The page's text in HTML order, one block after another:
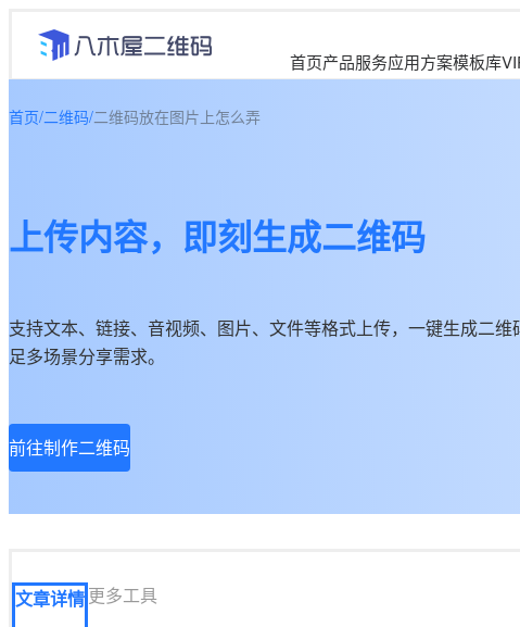
首页产品服务应用方案模板库
首页/二维码/二维码放在图片上怎么弄
上传内容，即刻生成二维码
支持文本、链接、音视频、图片、文件等格式上传，一键生成二维
足多场景分享需求。
前往制作二维码
文章详情更多工具